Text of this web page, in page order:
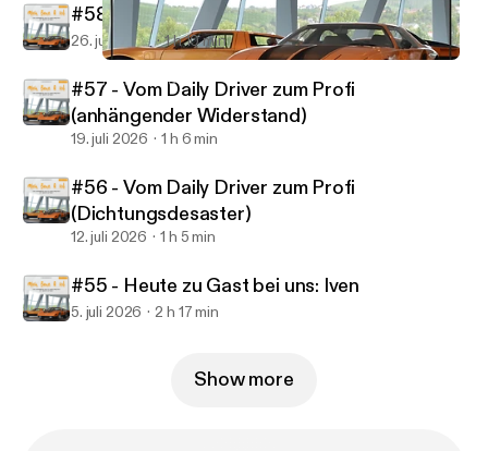
Mein Benz & ich
#58 - Vom Daily Driver zum Profi (US210)
26. juli 2026 1 h 10 min
#57 - Vom Daily Driver zum Profi
(anhängender Widerstand)
19. juli 2026 1 h 6 min
#56 - Vom Daily Driver zum Profi
(Dichtungsdesaster)
12. juli 2026 1 h 5 min
#55 - Heute zu Gast bei uns: Iven
5. juli 2026 2 h 17 min
Show more